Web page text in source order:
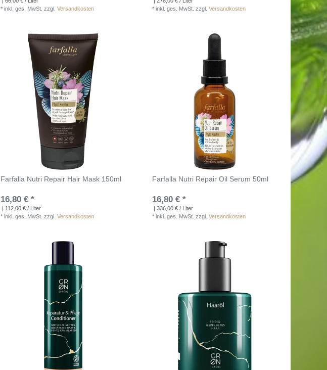
*inkl. ges. MwSt. zzgl.Versandkosten
*inkl. ges. MwSt. zzgl.Versandkosten
Farfalla Nutri Repair Hair Mask 150ml
16,80 € *
| 112,00 € / Liter
*inkl. ges. MwSt. zzgl.Versandkosten
Farfalla Nutri Repair Oil Serum 50ml
16,80 € *
| 336,00 € / Liter
*inkl. ges. MwSt. zzgl.Versandkosten